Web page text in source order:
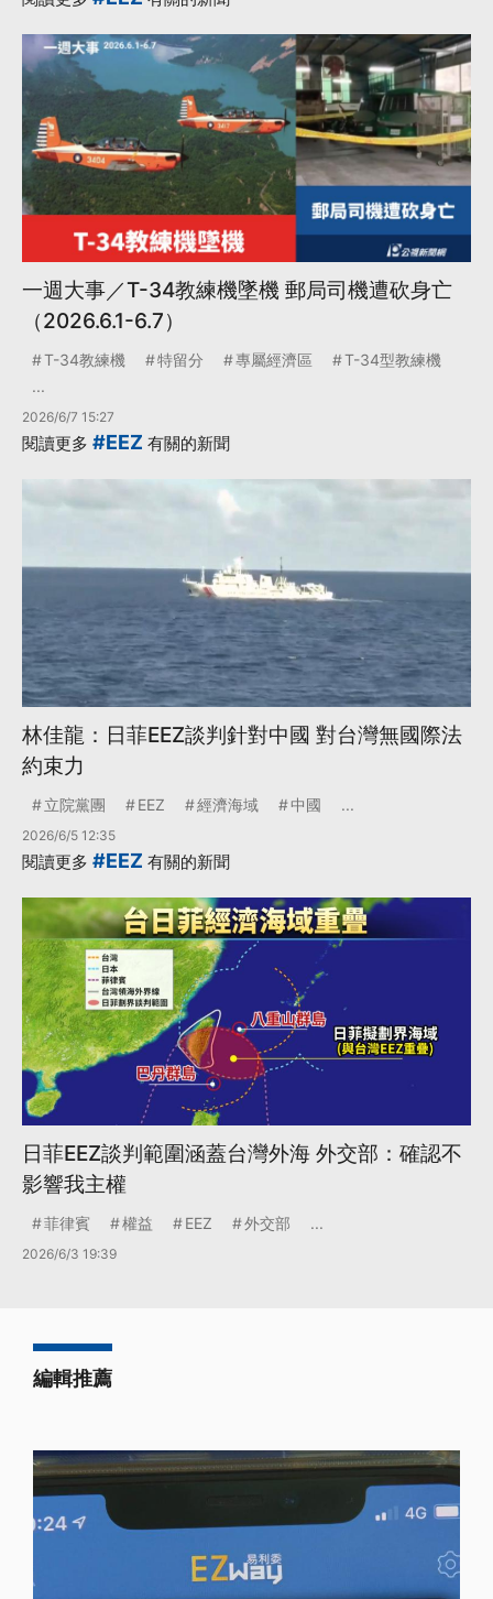
一週大事／T-34教練機墜機 郵局司機遭砍身亡
（2026.6.1-6.7）
T-34教練機 特留分 專屬經濟區
T-34型教練機
...
2026/6/7 15:27
閱讀更多 #EEZ 有關的新聞
林佳龍：日菲EEZ談判針對中國 對台灣無國際法
約束力
立院黨團 EEZ 經濟海域 中國 ...
2026/6/5 12:35
閱讀更多 #EEZ 有關的新聞
日菲EEZ談判範圍涵蓋台灣外海 外交部：確認不
影響我主權
菲律賓 權益 EEZ 外交部 ...
2026/6/3 19:39
編輯推薦